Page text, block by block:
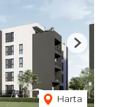
Harta
Next